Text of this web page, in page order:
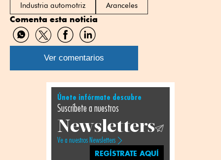
Industria automotriz Aranceles
Comenta esta noticia
Compartir
por
WhatsApp
Compartir
por
Twitter
Compartir
por
Facebook
Compartir
por
Linkedin
Ver comentarios
Únete infórmate descubre
Suscríbete a nuestros
Newsletters
Ve a nuestros Newsletters
REGÍSTRATE AQUÍ